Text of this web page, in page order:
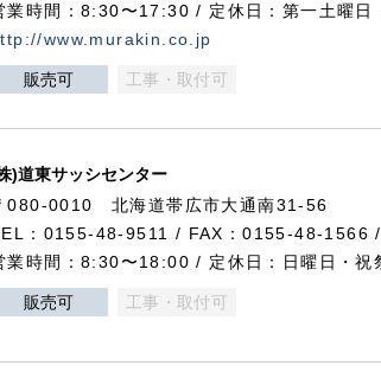
業時間：8:30〜17:30 / 定休日：第一土曜日
www.murakin.co.jp
販売可 工事・取付可
)道東サッシセンター
080-0010 北海道帯広市大通南31-56
：0155-48-9511 / FAX：0155-48-1566
業時間：8:30〜18:00 / 定休日：日曜日・祝
販売可 工事・取付可